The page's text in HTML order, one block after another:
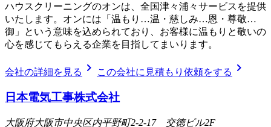
ハウスクリーニングのオンは、全国津々浦々サービスを提供
いたします。オンには「温もり…温・慈しみ…恩・尊敬…
御」という意味を込められており、お客様に温もりと敬いの
心を感じてもらえる企業を目指してまいります。
会社の詳細を見る chevron_right この会社に見積もり依頼をする chevron_right
日本電気工事株式会社
大阪府大阪市中央区内平野町2-2-17 交徳ビル2F